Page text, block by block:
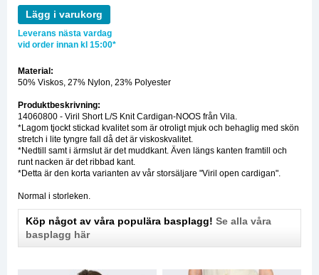
Lägg i varukorg
Leverans nästa vardag
vid order innan kl 15:00*
Material:
50% Viskos, 27% Nylon, 23% Polyester
Produktbeskrivning:
14060800 - Viril Short L/S Knit Cardigan-NOOS från Vila.
*Lagom tjockt stickad kvalitet som är otroligt mjuk och behaglig med skön
stretch i lite tyngre fall då det är viskoskvalitet.
*Nedtill samt i ärmslut är det muddkant. Även längs kanten framtill och
runt nacken är det ribbad kant.
*Detta är den korta varianten av vår storsäljare "Viril open cardigan".
Normal i storleken.
Köp något av våra populära basplagg! Se alla våra
basplagg här